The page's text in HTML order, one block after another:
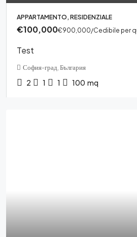
APPARTAMENTO, RESIDENZIALE
€100,000€900,000/Cedibile per
Test
София-град, България
2 1 1 100 mq